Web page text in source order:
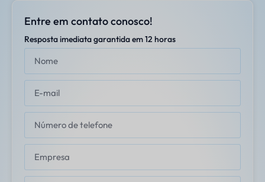
Entre em contato conosco!
Resposta imediata garantida em 12 horas